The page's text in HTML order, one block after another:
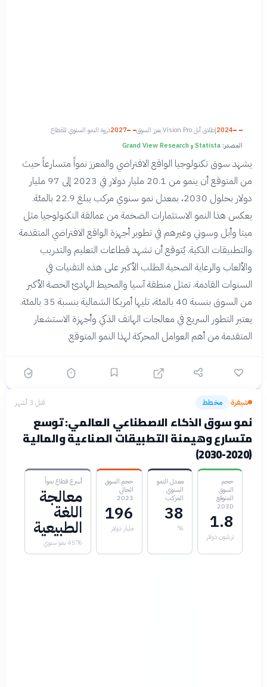
2024إطلاق أبل Vision Pro يعزز السوق 2027ذروة النمو السنوي للقطاع
المصدر: Statista و Grand View Research
يشهد سوق تكنولوجيا الواقع الافتراضي والمعزز نمواً متسارعاً حيث
من المتوقع أن ينمو من 20.1 مليار دولار في 2023 إلى 97 مليار
دولار بحلول 2030، بمعدل نمو سنوي مركب يبلغ 22.9 بالمئة.
يعكس هذا النمو الاستثمارات الضخمة من عمالقة التكنولوجيا مثل
ميتا وأبل وسوني وغيرهم في تطوير أجهزة الواقع الافتراضي المتقدمة
والتطبيقات الذكية. يُتوقع أن تشهد قطاعات التعليم والتدريب
والألعاب والرعاية الصحية الطلب الأكبر على هذه التقنيات في
السنوات القادمة. تمثل منطقة آسيا والمحيط الهادئ الحصة الأكبر
من السوق بنسبة 40 بالمئة، تليها أمريكا الشمالية بنسبة 35 بالمئة.
يعتبر التطور السريع في معالجات الهاتف الذكي وأجهزة الاستشعار
المتقدمة من أهم العوامل المحركة لهذا النمو المتوقع.
شيفرة› مخطط قبل 3 أشهر
نمو سوق الذكاء الاصطناعي العالمي: توسع
متسارع وهيمنة التطبيقات الصناعية والمالية
(2020-2030)
حجم
السوق
المتوقع
2030
1.8
تريليون دولار
معدل النمو
السنوي
المركب
38
%
حجم السوق
الحالي
2023
196
مليار دولار
أسرع قطاع نمواً
معالجة
اللغة
الطبيعية
45% نمو سنوي